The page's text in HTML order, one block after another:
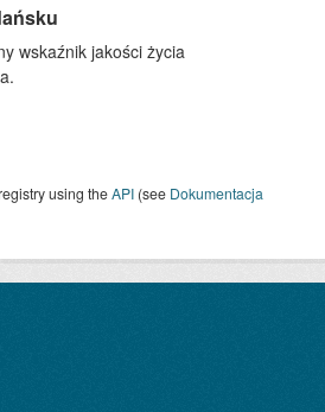
wskaźnik jakości życia
using theAPI (see Dokumentacja